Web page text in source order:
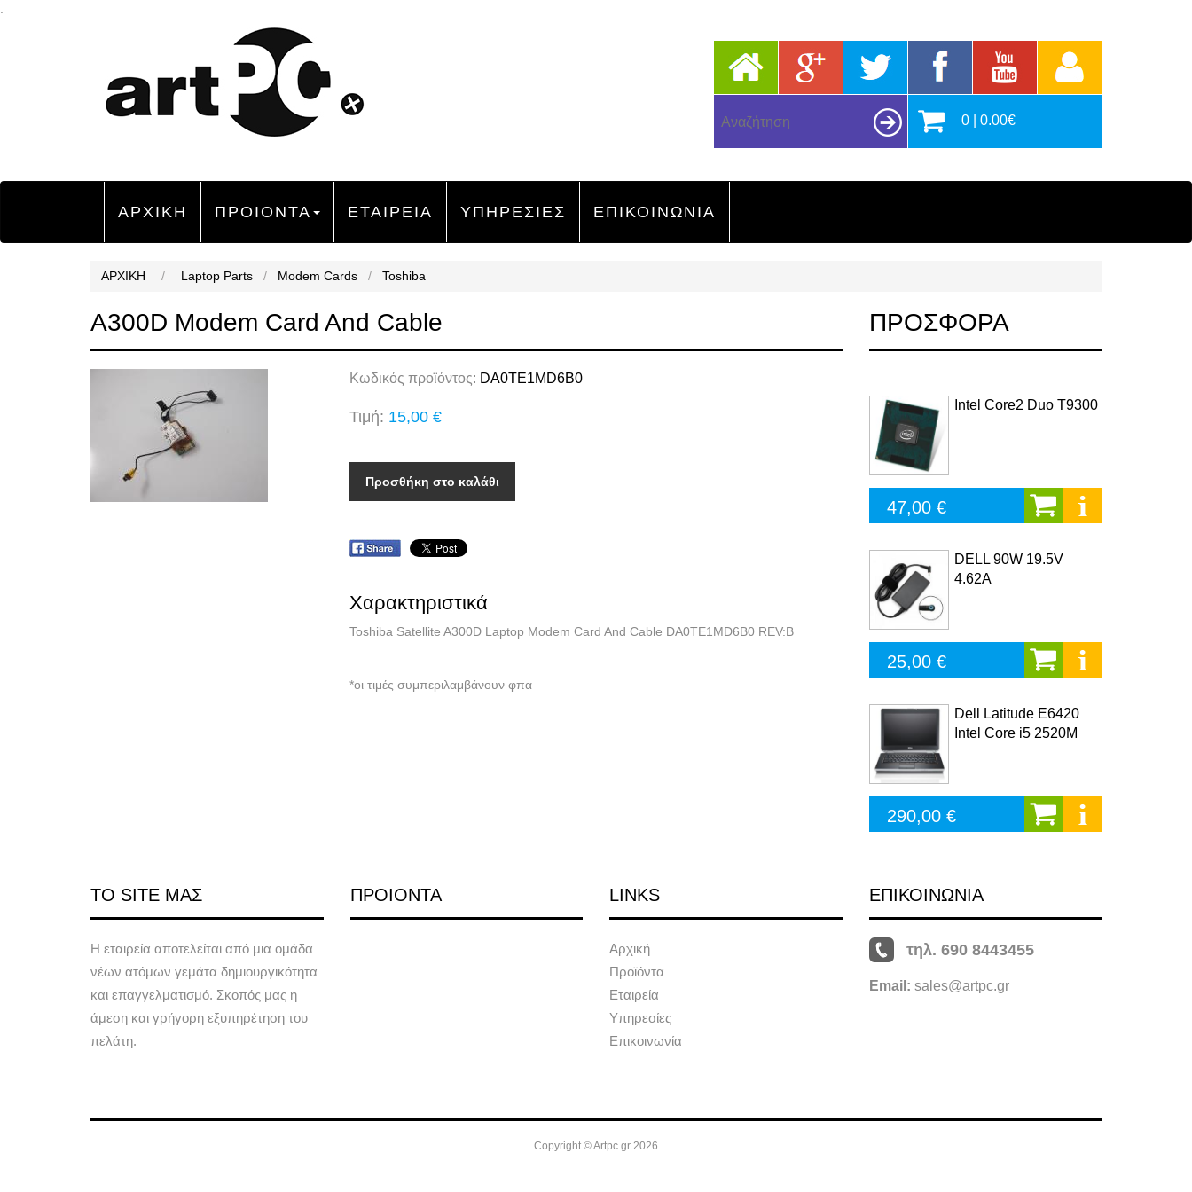
0 | 0.00€
ΑΡΧΙΚΗ ΠΡΟΙΟΝΤΑ ΕΤΑΙΡΕΙΑ ΥΠΗΡΕΣΙΕΣ ΕΠΙΚΟΙΝΩΝΙΑ
ΑΡΧΙΚΗ / Laptop Parts / Modem Cards / Toshiba
A300D Modem Card And Cable
Κωδικός προϊόντος: DA0TE1MD6B0
Τιμή: 15,00 €
Προσθήκη στο καλάθι
Χαρακτηριστικά
Toshiba Satellite A300D Laptop Modem Card And Cable DA0TE1MD6B0 REV:B
*οι τιμές συμπεριλαμβάνουν φπα
ΠΡΟΣΦΟΡΑ
Intel Core2 Duo T9300
47,00 €
DELL 90W 19.5V
4.62A
25,00 €
Dell Latitude E6420
Intel Core i5 2520M
290,00 €
ΤΟ SITE ΜΑΣ
Η εταιρεία αποτελείται από μια ομάδα
νέων ατόμων γεμάτα δημιουργικότητα
και επαγγελματισμό. Σκοπός μας η
άμεση και γρήγορη εξυπηρέτηση του
πελάτη.
ΠΡΟΙΟΝΤΑ LINKS
Αρχική
Προϊόντα
Εταιρεία
Υπηρεσίες
Επικοινωνία
ΕΠΙΚΟΙΝΩΝΙΑ
τηλ. 690 8443455
Email: sales@artpc.gr
Copyright © Artpc.gr 2026